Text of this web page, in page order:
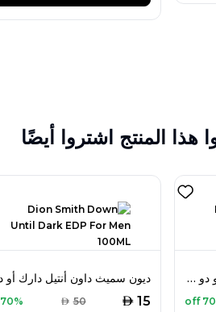
هذا المنتج اشتروا أيضًا
AED 15
AED 50
70% off
مارك ألفريد ماجيكال نايتس أو دو بارفان 90 مل للرجال